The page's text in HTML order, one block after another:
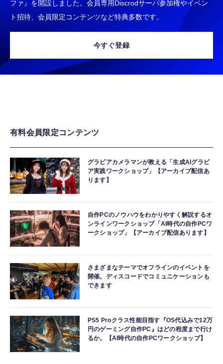
ファ』を開設しました。会員専用Discrodサーバ参加権やイベン
ト招待、会員限定コンテンツなど特典多数です。
今すぐ登録
有料会員限定コンテンツ
グラビアカメラマンが教える「生成AIグラビ
ア実践ワークショップ」【アーカイブ配信あ
ります】
自作PCのノウハウをわかりやすく解説するオ
ンラインワークショップ「AI時代の自作PCワ
ークショップ」【アーカイブ配信あります】
さまざまなテーマでオフラインのイベントを
開催。ディスコードでコミュニケーションも
できます
PS5 Proクラス性能目指す『OS代込みで12万
円のゲーミング自作PC』はどの程度まで行け
るか。【AI時代の自作PCワークショップ】